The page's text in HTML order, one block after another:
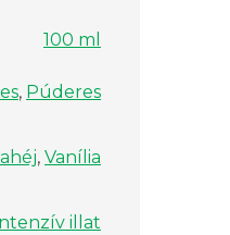
100 ml
, Púderes
, Vanília
illat